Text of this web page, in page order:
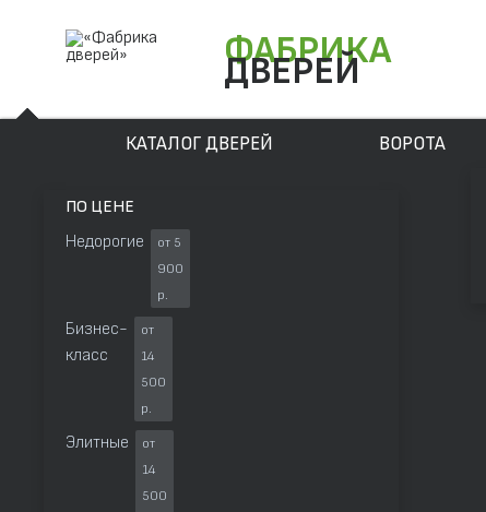
ФАБРИКА
ДВЕРЕЙ
КАТАЛОГ ДВЕРЕЙ
ПО ЦЕНЕ
Недорогие
от 5
900
р.
Бизнес-
класс
от
14
500
р.
Элитные
от
14
500
ВОРОТА